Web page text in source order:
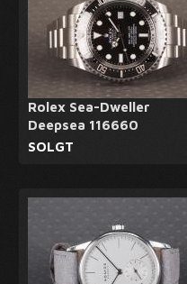
Rolex Sea-Dweller
Deepsea 116660
SOLGT